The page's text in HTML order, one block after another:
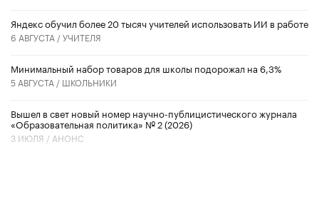
​Яндекс обучил более 20 тысяч учителей использовать ИИ в работе
6 АВГУСТА /УЧИТЕЛЯ
Минимальный набор товаров для школы подорожал на 6,3%
5 АВГУСТА / ШКОЛЬНИКИ
Вышел в свет новый номер научно-публицистического журнала
«Образовательная политика» № 2 (2026)
3 ИЮЛЯ / АНОНС